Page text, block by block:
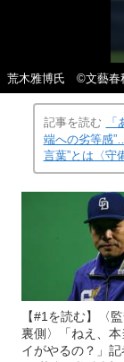
荒木雅博氏 ©文藝春
記事を読む
端への劣等感
言葉”とは〈守
【#1を読む】〈
裏側〉「ねえ、
イがやるの？」